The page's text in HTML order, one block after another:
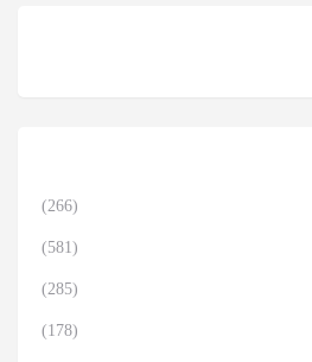
(266)
(581)
(285)
(178)